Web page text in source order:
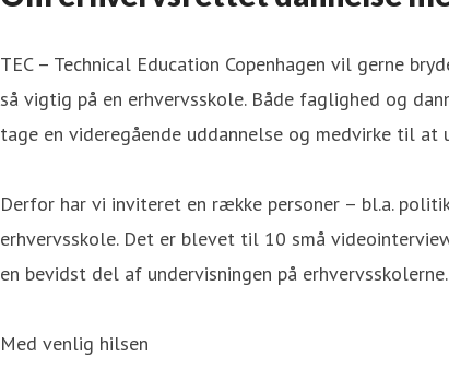
TEC – Technical Education Copenhagen vil gerne
så vigtig på en erhvervsskole. Både faglighed og
tage en videregående uddannelse og medvirke til at
Derfor har vi inviteret en række personer – bl.a.
erhvervsskole. Det er blevet til 10 små
en bevidst del af undervisningen på
Med venlig hilsen